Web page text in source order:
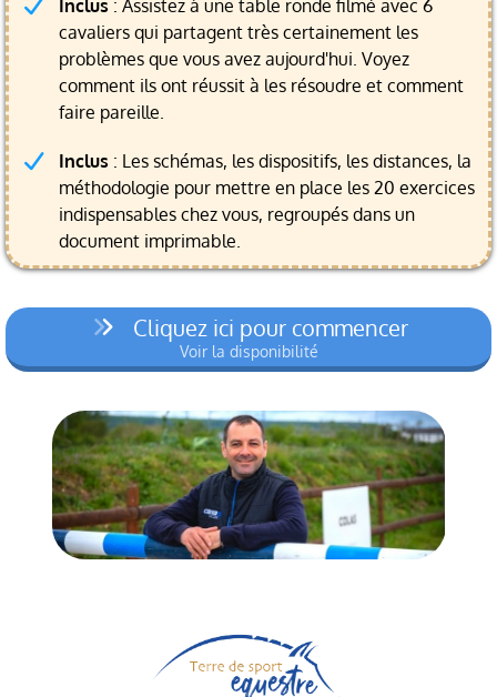
Inclus : Assistez à une table ronde filmé avec 6
cavaliers qui partagent très certainement les
problèmes que vous avez aujourd'hui. Voyez
comment ils ont réussit à les résoudre et comment
faire pareille.
Inclus : Les schémas, les dispositifs, les distances, la
méthodologie pour mettre en place les 20 exercices
indispensables chez vous, regroupés dans un
document imprimable.
Cliquez ici pour commencer
Voir la disponibilité